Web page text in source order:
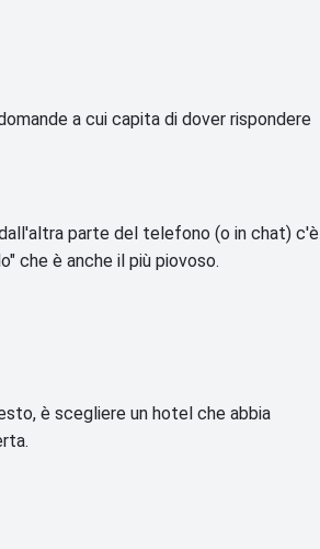
a cui capita di dover rispondere
parte del telefono (o in chat) c'è
che è anche il più piovoso.
è scegliere un hotel che abbia